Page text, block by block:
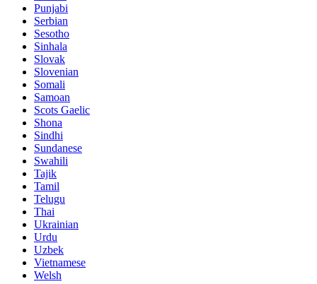
Punjabi
Serbian
Sesotho
Sinhala
Slovak
Slovenian
Somali
Samoan
Scots Gaelic
Shona
Sindhi
Sundanese
Swahili
Tajik
Tamil
Telugu
Thai
Ukrainian
Urdu
Uzbek
Vietnamese
Welsh